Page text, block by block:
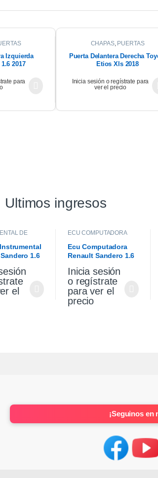
Izquierda
2017
para
CHAPAS, PUERTAS
Puerta Delantera Derecha
Etios Xls 2018
Inicia sesión o regístrate para
ver el precio
Ultimos ingresos
DE
1.6
el
ECU COMPUTADORA
Ecu Computadora
Renault Sandero 1.6
Inicia sesión
o regístrate
para ver el
precio
¡Seguinos en